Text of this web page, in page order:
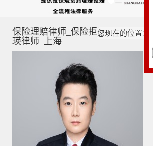
保险理赔律师_保险拒赔怎么办_理
瑛律师_上海
您现在的位置：